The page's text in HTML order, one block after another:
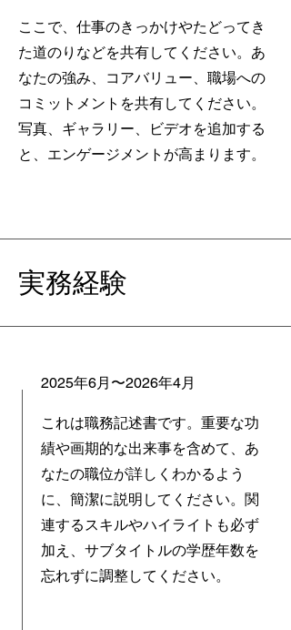
ここで、仕事のきっかけやたどってき
た道のりなどを共有してください。あ
なたの強み、コアバリュー、職場への
コミットメントを共有してください。
写真、ギャラリー、ビデオを追加する
と、エンゲージメントが高まります。
実務経験
2025年6月〜2026年4月
これは職務記述書です。重要な功
績や画期的な出来事を含めて、あ
なたの職位が詳しくわかるよう
に、簡潔に説明してください。関
連するスキルやハイライトも必ず
加え、サブタイトルの学歴年数を
忘れずに調整してください。